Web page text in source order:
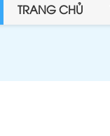
TRANG CHỦ